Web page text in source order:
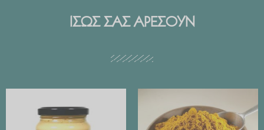
ΙΣΩΣ ΣΑΣ ΑΡΕΣΟΥΝ
range:
€ 2.99
through